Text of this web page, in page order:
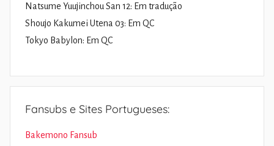
Natsume Yuujinchou San 12: Em tradução
Shoujo Kakumei Utena 03: Em QC
Tokyo Babylon: Em QC
Fansubs e Sites Portugueses:
Bakemono Fansub